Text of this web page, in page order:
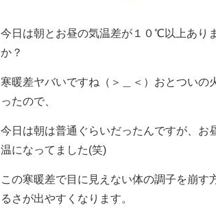
今日は朝とお昼の気温差が１０℃以上あり
か？
寒暖差ヤバいですね（＞＿＜）おとつい
ったので、
今日は朝は普通ぐらいだったんですが、お
温になってました(笑)
この寒暖差で目に見えない体の調子を崩
るさが出やすくなります。